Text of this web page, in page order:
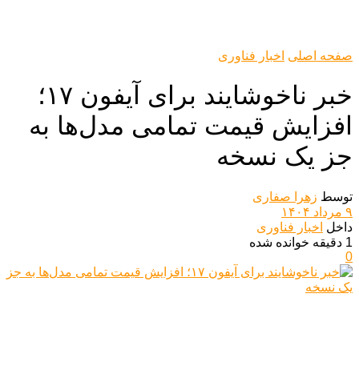
صفحه اصلی اخبار فناوری
خبر ناخوشایند برای آیفون ۱۷؛
افزایش قیمت تمامی مدل‌ها به
جز یک نسخه
توسط زهرا صفاری
۹ مرداد ۱۴۰۴
داخل اخبار فناوری
1 دقیقه خوانده شده
0